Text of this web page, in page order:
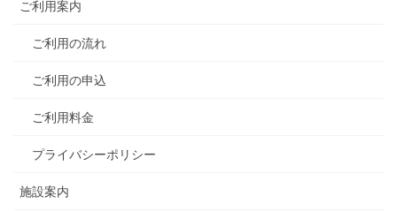
ご利用案内
ご利用の流れ
ご利用の申込
ご利用料金
プライバシーポリシー
施設案内